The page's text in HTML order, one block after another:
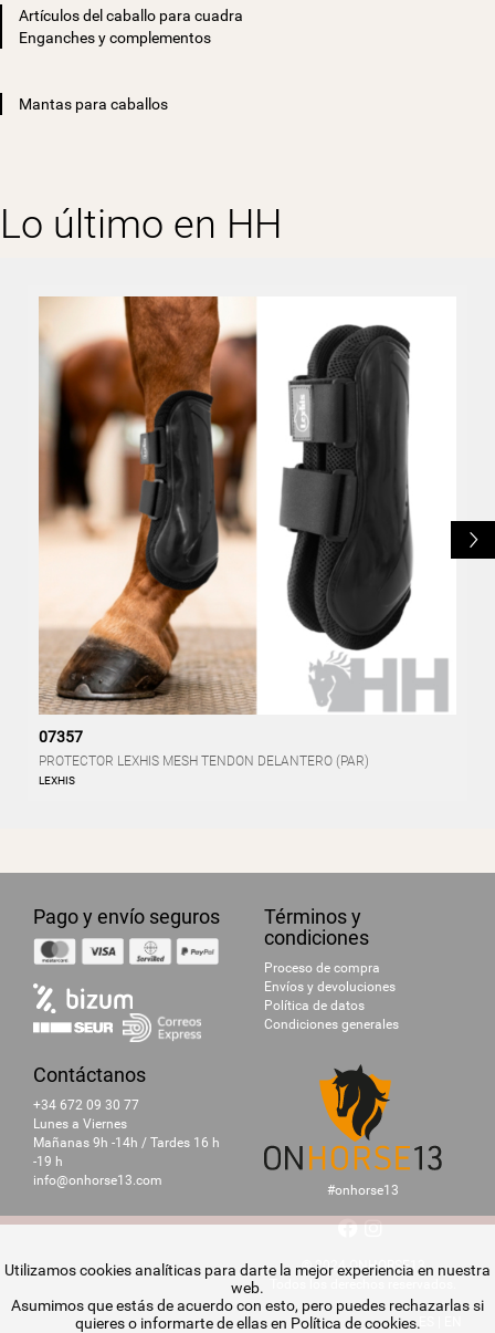
Artículos del caballo para cuadra
Enganches y complementos
Mantas para caballos
Lo último en HH
07357
PROTECTOR LEXHIS MESH TENDON DELANTERO (PAR)
LEXHIS
L
Pago y envío seguros
Términos y
condiciones
Proceso de compra
Envíos y devoluciones
Política de datos
Condiciones generales
Contáctanos
+34 672 09 30 77
Lunes a Viernes
Mañanas 9h -14h / Tardes 16 h
-19 h
info@onhorse13.com
#onhorse13
© 2024 ONHORSE13
Utilizamos cookies analíticas para darte la mejor experiencia en nuestra
web.
Asumimos que estás de acuerdo con esto, pero puedes rechazarlas si
quieres o informarte de ellas en Política de cookies.